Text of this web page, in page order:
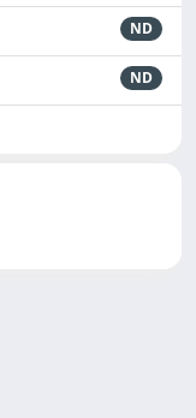
ND
ND